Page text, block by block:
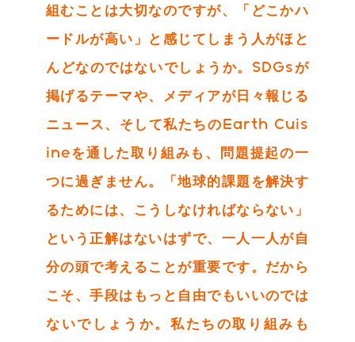
組むことは大切なのですが、「どこかハ
ードルが高い」と感じてしまう人がほと
んどなのではないでしょうか。SDGsが
掲げるテーマや、メディアが日々報じる
ニュース、そして私たちのEarth Cuis
ineを通した取り組みも、問題提起の一
つに過ぎません。「地球的課題を解決す
るためには、こうしなければならない」
という正解はないはずで、一人一人が自
分の頭で考えることが重要です。だから
こそ、手段はもっと自由でもいいのでは
ないでしょうか。私たちの取り組みも